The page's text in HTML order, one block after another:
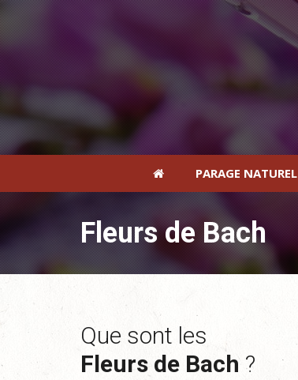
PARAGE NATUREL
Fleurs de Bach
Que sont les
Fleurs de Bach ?